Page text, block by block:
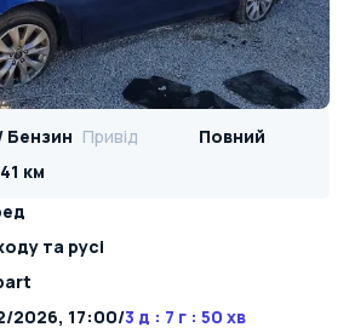
Бензин Привід
Повний
км
та русі
2026, 17:00/3 д : 7 г : 50 хв